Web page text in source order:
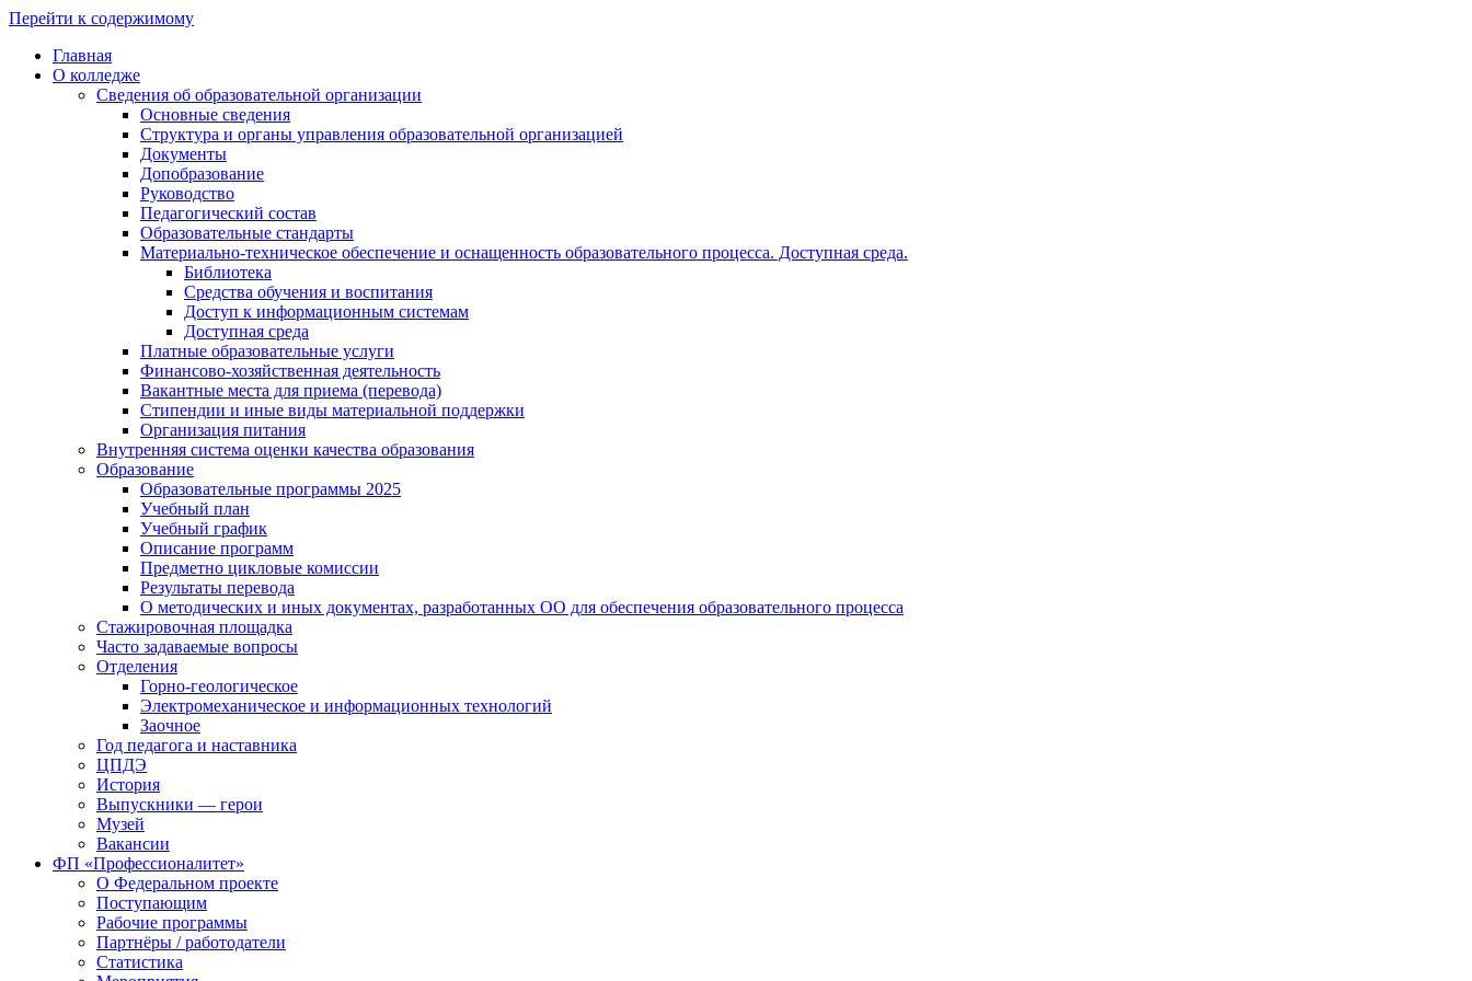
Перейти к содержимому
Главная
О колледже
Сведения об образовательной организации
Основные сведения
Структура и органы управления образовательной организацией
Документы
Допобразование
Руководство
Педагогический состав
Образовательные стандарты
Материально-техническое обеспечение и оснащенность образовательного процесса. Доступная среда.
Библиотека
Средства обучения и воспитания
Доступ к информационным системам
Доступная среда
Платные образовательные услуги
Финансово-хозяйственная деятельность
Вакантные места для приема (перевода)
Стипендии и иные виды материальной поддержки
Организация питания
Внутренняя система оценки качества образования
Образование
Образовательные программы 2025
Учебный план
Учебный график
Описание программ
Предметно цикловые комиссии
Результаты перевода
О методических и иных документах, разработанных ОО для обеспечения образовательного процесса
Стажировочная площадка
Часто задаваемые вопросы
Отделения
Горно-геологическое
Электромеханическое и информационных технологий
Заочное
Год педагога и наставника
ЦПДЭ
История
Выпускники — герои
Музей
Вакансии
ФП «Профессионалитет»
О Федеральном проекте
Поступающим
Рабочие программы
Партнёры / работодатели
Статистика